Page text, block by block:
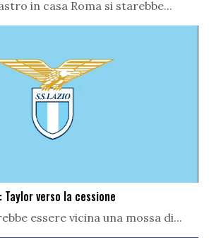
in casa Roma si starebbe...
verso la cessione
essere vicina una mossa di...